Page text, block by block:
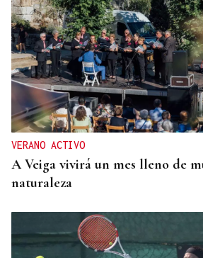
VERANO ACTIVO
A Veiga vivirá un mes lleno de
naturaleza